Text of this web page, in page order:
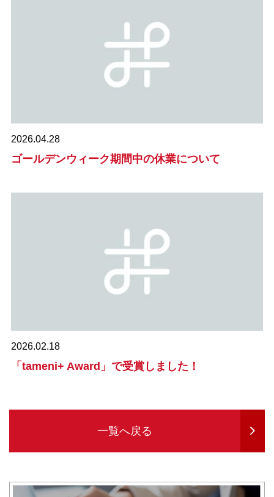
2026.04.28
ゴールデンウィーク期間中の休業について
2026.02.18
「tameni+ Award」で受賞しました！
一覧へ戻る